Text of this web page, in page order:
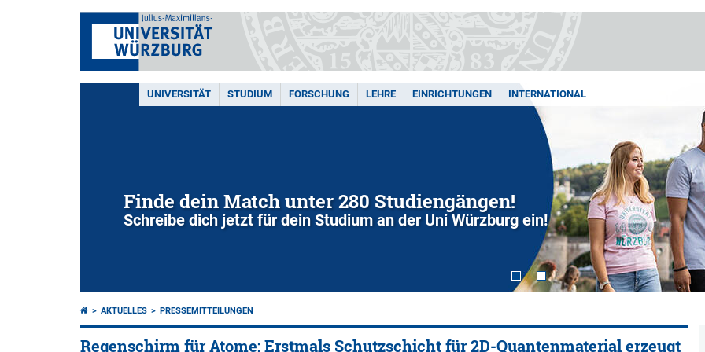
UNIVERSITÄT STUDIUM FORSCHUNG LEHRE EINRICHTUNGEN INTERNATIONAL
Finde dein Match unter 280 Studiengängen!
Schreibe dich jetzt für dein Studium an der Uni Würzburg ein!
AKTUELLES PRESSEMITTEILUNGEN
Regenschirm für Atome: Erstmals Schutzschicht für 2D-Quantenmaterial erzeugt